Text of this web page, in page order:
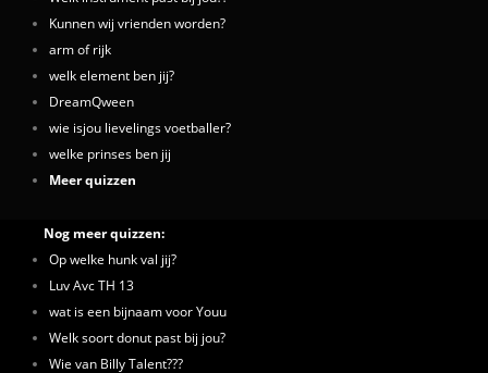
Kunnen wij vrienden worden?
arm of rijk
welk element ben jij?
DreamQween
wie isjou lievelings voetballer?
welke prinses ben jij
Meer quizzen
Nog meer quizzen:
Op welke hunk val jij?
Luv Avc TH 13
wat is een bijnaam voor Youu
Welk soort donut past bij jou?
Wie van Billy Talent???